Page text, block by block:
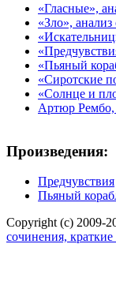
«Гласные»,
«Зло»,
«Пьяный
«Сиротские
«Солнце и
Артюр Рембо,
Произведения:
Предчувствия
Пьяный
Copyright (c) 2009-
сочинения,